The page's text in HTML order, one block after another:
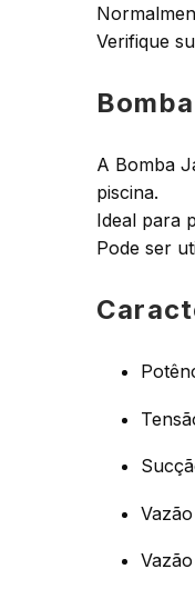
Verifique
A Bomba
piscina.
Ideal para
Pode ser